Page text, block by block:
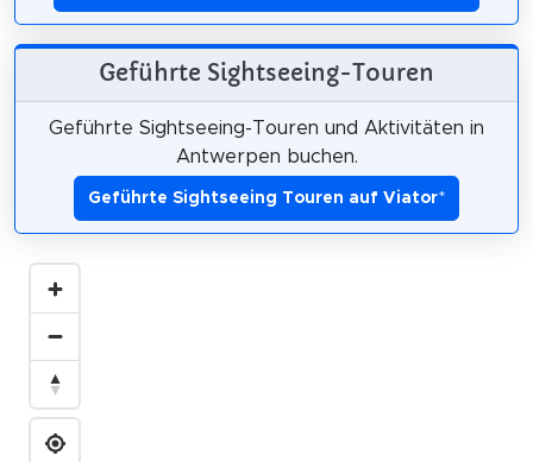
Geführte Sightseeing-Touren
Geführte Sightseeing-Touren und Aktivitäten in
Antwerpen buchen.
Geführte Sightseeing Touren auf Viator*